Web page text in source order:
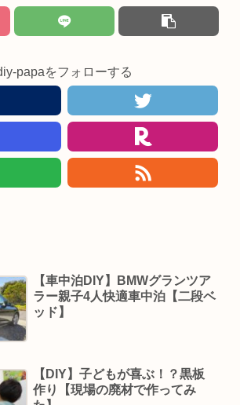
papaをフォローする
【車中泊DIY】BMWグランツア
ラー親子4人快適車中泊【二段ベ
ッド】
【DIY】子どもが喜ぶ！？黒板
作り【現場の廃材で作ってみ